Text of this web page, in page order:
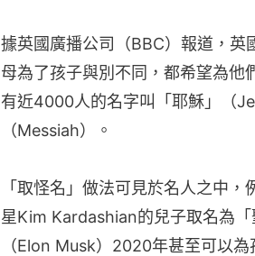
據英國廣播公司（BBC）報道，英
母為了孩子與別不同，都希望為他
有近4000人的名字叫「耶穌」（
（Messiah）。
「取怪名」做法可見於名人之中
星Kim Kardashian的兒子取名為
（Elon Musk）2020年甚至可以